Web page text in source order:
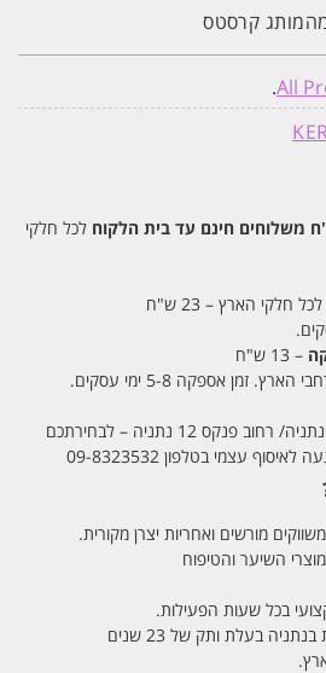
All
.
משלוחים חינם עד בית הלקוח לכל חלקי
לכל חלקי הארץ – 23 ש"ח
– 13 ש"ח
עצמי בטלפון 09-8323532
מורשים ואחריות יצרן מקורית.
בכל שעות הפעילות.
בעלת ותק של 23 שנים